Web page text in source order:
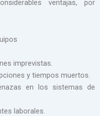
ventajas, por
imprevistas.
y tiempos muertos.
en los sistemas de
laborales.